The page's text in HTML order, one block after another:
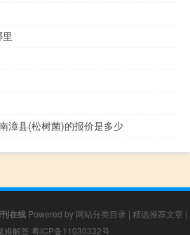
漳县(松树菌)的报价是多少
在线Powered by 网站分类目录 | 精选推荐文章 |
难解答 粤ICP备11030332号